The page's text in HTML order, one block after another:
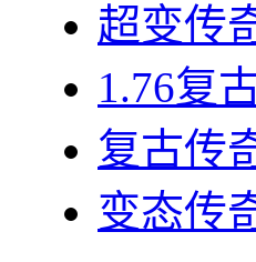
超变传
1.76复
复古传
变态传